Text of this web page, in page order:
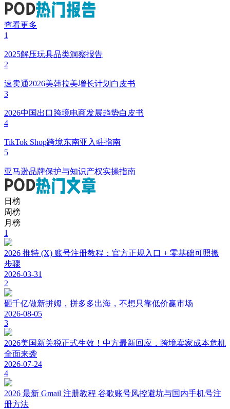
查看更多
1
2025解压玩具品类洞察报告
2
速卖通2026美韩拉美增长计划白皮书
3
2026中国出口跨境电商发展趋势白皮书
4
TikTok Shop跨境东南亚入驻指南
5
亚马逊品牌保护与知识产权实操指南
日榜
周榜
月榜
1
2026 推特 (X) 账号注册教程：官方正规入口 + 零基础可照搬
步骤
2026-03-31
2
砸千亿做新拼姆，拼多多出海，不想只靠低价赢市场
2026-08-05
3
2026美国新关税正式生效！中方最新回应，跨境卖家成本危机
全面来袭
2026-07-24
4
2026 最新 Gmail 注册教程 谷歌账号风控避坑与国内手机号注
册方法